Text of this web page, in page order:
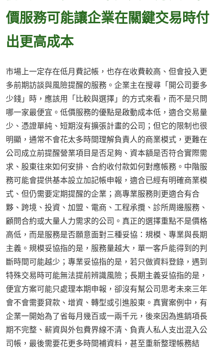
價服務可能讓企業在關鍵交易時付
出更高成本
市場上一定存在低月費記帳，也存在收費較高、但會投入更
多前期訪談與風險提醒的服務。企業主在搜尋「開公司要多
少錢」時，應該用「比較與選擇」的方式來看，而不是只問
哪一家最便宜。低價服務的優點是啟動成本低，適合交易量
少、憑證單純、短期沒有擴張計畫的公司；但它的限制也很
明顯，通常不會花太多時間理解負責人的商業模式，更難在
公司成立前提醒營業項目是否足夠、資本額是否符合實際需
求、股東往來如何安排、合約收付款如何對應帳務。中階服
務可能會提供基本設立加記帳申報，適合已經有明確商業模
式、但仍需要定期提醒的企業；高專業服務則更適合有合
夥、跨境、投資、加盟、電商、工程承攬、診所周邊服務、
顧問合約或大量人力需求的公司。真正的選擇重點不是價格
高低，而是服務是否願意面對三種妥協：規模、專業與長期
主義。規模妥協指的是，服務量越大，單一客戶能得到的判
斷時間可能越少；專業妥協指的是，若只做資料登錄，遇到
特殊交易時可能無法提前辨識風險；長期主義妥協指的是，
便宜方案可能只處理本期申報，卻沒有幫公司思考未來三年
會不會需要貸款、增資、轉型或引進股東。真實案例中，有
企業一開始為了省每月幾百或一兩千元，後來因為進銷項長
期不完整、薪資與外包費界線不清、負責人私人支出混入公
司帳，最後需要花更多時間補資料，甚至重新整理帳務結